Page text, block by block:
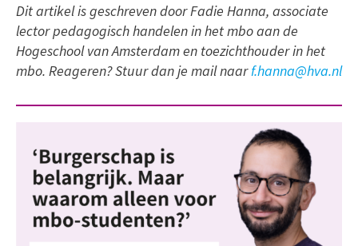
Dit artikel is geschreven door Fadie Hanna, associate
lector pedagogisch handelen in het mbo aan de
Hogeschool van Amsterdam en toezichthouder in het
mbo. Reageren? Stuur dan je mail naarf.hanna@hva.nl